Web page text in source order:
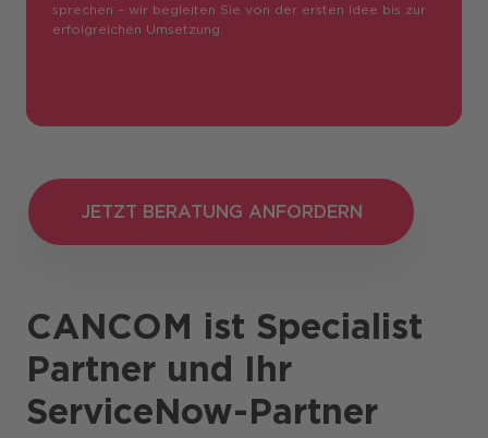
sprechen – wir begleiten Sie von der ersten Idee bis zur
erfolgreichen Umsetzung.
JETZT BERATUNG ANFORDERN
JETZT BERATUNG ANFORDERN
CANCOM ist Specialist
Partner und Ihr
ServiceNow-Partner